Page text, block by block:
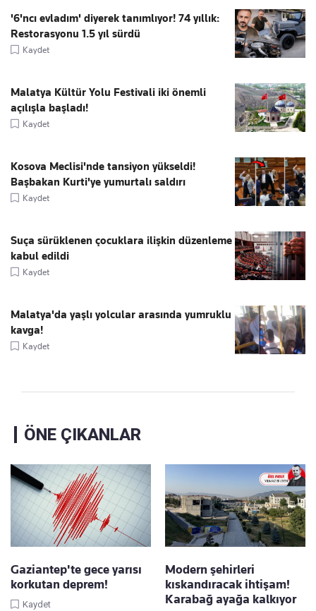
'6'ncı evladım' diyerek tanımlıyor! 74 yıllık:
Restorasyonu 1.5 yıl sürdü
Kaydet
Malatya Kültür Yolu Festivali iki önemli
açılışla başladı!
Kaydet
Kosova Meclisi'nde tansiyon yükseldi!
Başbakan Kurti'ye yumurtalı saldırı
Kaydet
Suça sürüklenen çocuklara ilişkin düzenleme
kabul edildi
Kaydet
Malatya'da yaşlı yolcular arasında yumruklu
kavga!
Kaydet
ÖNE ÇIKANLAR
Gaziantep'te gece yarısı
korkutan deprem!
Kaydet
Modern şehirleri
kıskandıracak ihtişam!
Karabağ ayağa kalkıyor